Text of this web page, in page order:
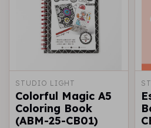
STUDIO LIGHT
Colorful Magic A5
Coloring Book
(ABM-25-CB01)